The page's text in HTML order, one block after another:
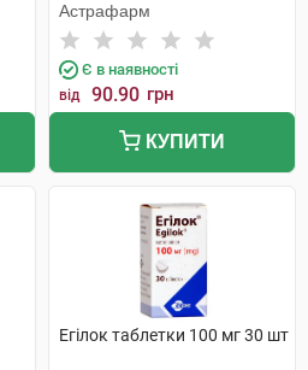
Астрафарм
Є в наявності
від 90.90 грн
КУПИТИ
Егілок таблетки 100 мг 30 шт